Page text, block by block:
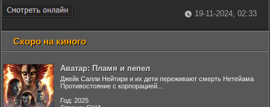
19-11-2024, 02:33
Скоро на киного
Аватар: Пламя и пепел
Джейк Салли Нейтири и их дети переживают смерть Нетейама
Противостояние с корпорацией...
Год: 2025